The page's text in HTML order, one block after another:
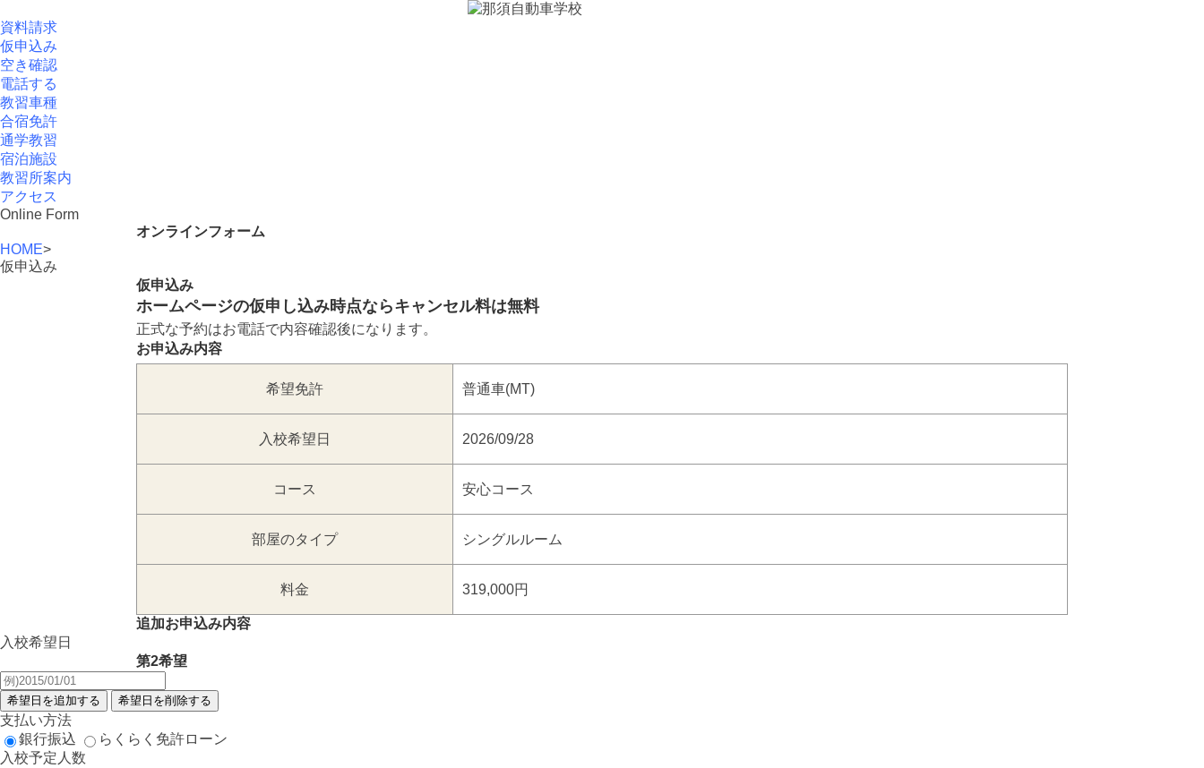
資料請求
仮申込み
空き確認
電話する
教習車種
合宿免許
通学教習
宿泊施設
教習所案内
アクセス
Online Form
オンラインフォーム
HOME>
仮申込み
仮申込み
ホームページの仮申し込み時点ならキャンセル料は無料
正式な予約はお電話で内容確認後になります。
お申込み内容
希望免許 普通車(MT)
入校希望日 2026/09/28
コース 安心コース
部屋のタイプ シングルルーム
料金 319,000円
追加お申込み内容
入校希望日
第2希望
支払い方法
銀行振込
らくらく免許ローン
入校予定人数